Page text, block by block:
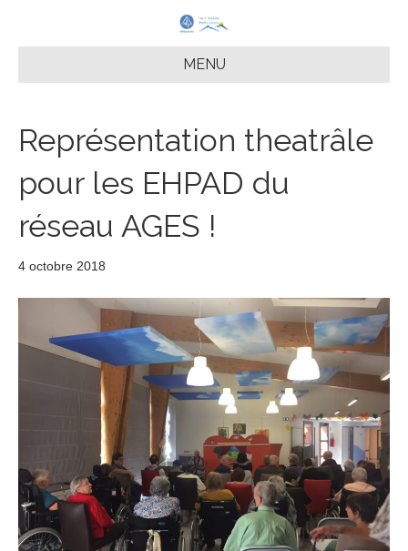
MENU
Représentation theatrâle
pour les EHPAD du
réseau AGES !
4 octobre 2018